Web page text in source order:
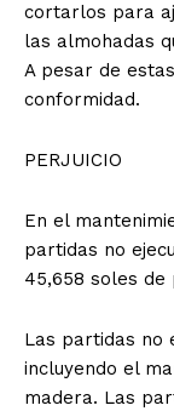
cortarlos para
las almohadas
A pesar de
conformidad.
PERJUICIO
En el
partidas no
45,658 soles de
Las partidas no
incluyendo el
madera. Las